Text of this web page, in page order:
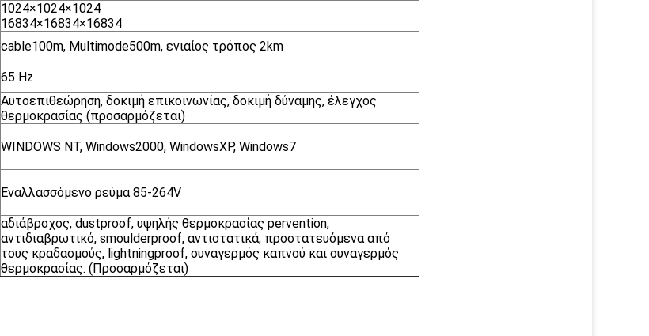
1024×1024×1024
16834×16834×16834
cable100m, Multimode500m, ενιαίος τρόπος 2km
65 Hz
Αυτοεπιθεώρηση, δοκιμή επικοινωνίας, δοκιμή δύναμης, έλεγχος
θερμοκρασίας (προσαρμόζεται)
WINDOWS NT, Windows2000, WindowsXP, Windows7
Εναλλασσόμενο ρεύμα 85-264V
αδιάβροχος, dustproof, υψηλής θερμοκρασίας pervention,
αντιδιαβρωτικό, smoulderproof, αντιστατικά, προστατευόμενα από
τους κραδασμούς, lightningproof, συναγερμός καπνού και συναγερμός
θερμοκρασίας. (Προσαρμόζεται)